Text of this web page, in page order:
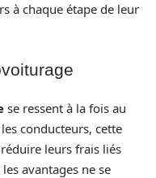
à chaque étape de leur
se ressent à la fois au
conducteurs, cette
leurs frais liés
avantages ne se